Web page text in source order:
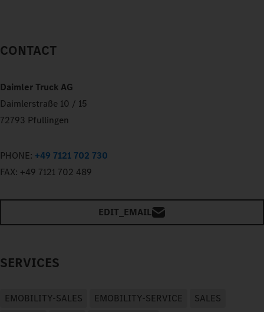
CONTACT
Daimler Truck AG
Daimlerstraße 10 / 15
72793 Pfullingen
PHONE: +49 7121 702 730
FAX: +49 7121 702 489
EDIT_EMAIL
SERVICES
EMOBILITY-SALES EMOBILITY-SERVICE
SALES